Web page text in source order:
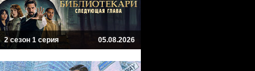
2 сезон 1 серия 05.08.2026